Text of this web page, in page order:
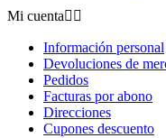
Mi cuenta 
Información personal
Devoluciones de
Pedidos
Facturas por abono
Direcciones
Cupones descuento